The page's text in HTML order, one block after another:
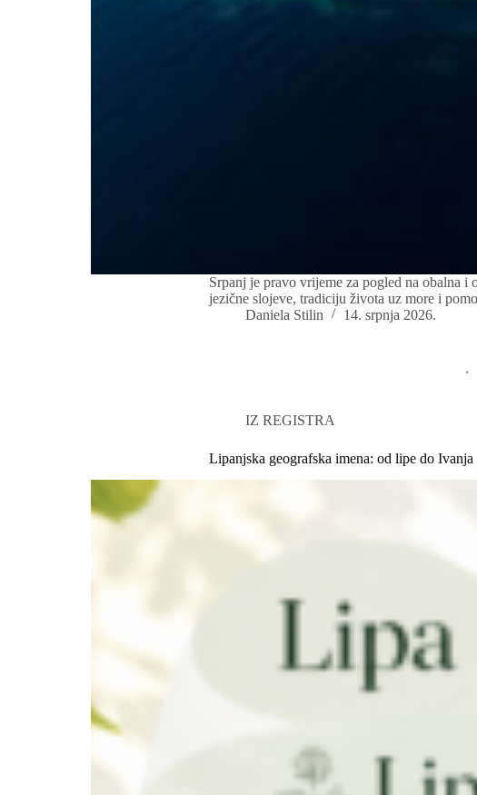
Srpanj je pravo vrijeme za pogled na obalna
jezične slojeve, tradiciju života uz more i
Daniela Stilin
14. srpnja 2026.
IZ REGISTRA
Lipanjska geografska imena: od lipe do Ivanja